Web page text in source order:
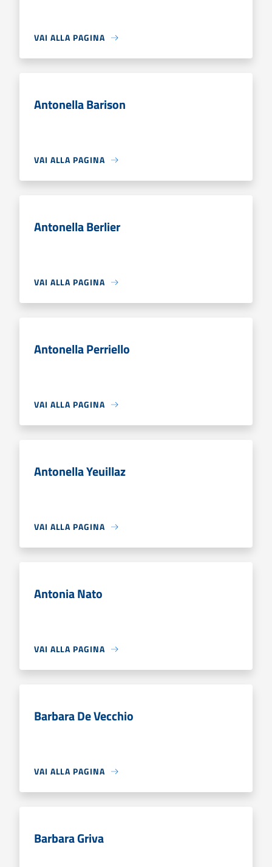
VAI ALLA PAGINA
Antonella Barison
VAI ALLA PAGINA
Antonella Berlier
VAI ALLA PAGINA
Antonella Perriello
VAI ALLA PAGINA
Antonella Yeuillaz
VAI ALLA PAGINA
Antonia Nato
VAI ALLA PAGINA
Barbara De Vecchio
VAI ALLA PAGINA
Barbara Griva